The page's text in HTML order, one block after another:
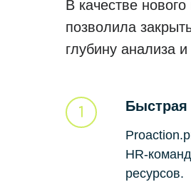
В качестве
позволила
глубину анализа
Быстрая
ресурсов.